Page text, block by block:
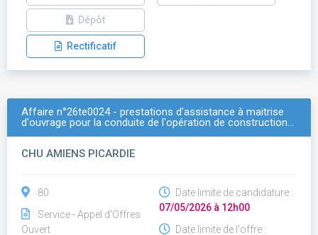
Dépôt
Rectificatif
Affaire n°26te0024 - prestations d’assistance à maitrise
d'ouvrage pour la conduite de l'opération de construction…
CHU AMIENS PICARDIE
80
Service - Appel d'Offres
Ouvert
Date limite de candidature :
07/05/2026 à 12h00
Date limite de l'offre :